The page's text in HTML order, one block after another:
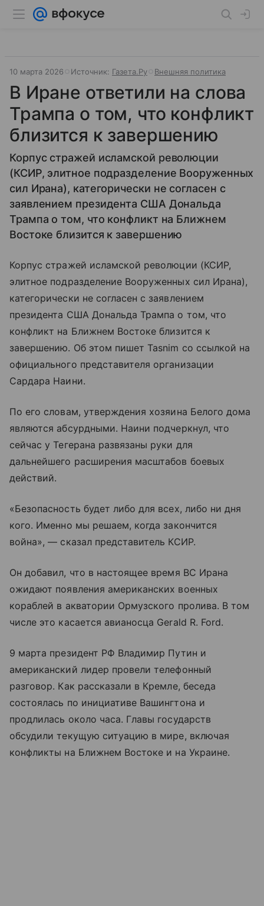
10 марта 2026 Источник: Газета.Ру Внешняя политика
В Иране ответили на слова
Трампа о том, что конфликт
близится к завершению
Корпус стражей исламской революции
(КСИР, элитное подразделение Вооруженных
сил Ирана), категорически не согласен с
заявлением президента США Дональда
Трампа о том, что конфликт на Ближнем
Востоке близится к завершению
Корпус стражей исламской революции (КСИР,
элитное подразделение Вооруженных сил Ирана),
категорически не согласен с заявлением
президента США Дональда Трампа о том, что
конфликт на Ближнем Востоке близится к
завершению. Об этом пишет Tasnim со ссылкой на
официального представителя организации
Сардара Наини.
По его словам, утверждения хозяина Белого дома
являются абсурдными. Наини подчеркнул, что
сейчас у Тегерана развязаны руки для
дальнейшего расширения масштабов боевых
действий.
«Безопасность будет либо для всех, либо ни дня
кого. Именно мы решаем, когда закончится
война», — сказал представитель КСИР.
Он добавил, что в настоящее время ВС Ирана
ожидают появления американских военных
кораблей в акватории Ормузского пролива. В том
числе это касается авианосца Gerald R. Ford.
9 марта президент РФ Владимир Путин и
американский лидер провели телефонный
разговор. Как рассказали в Кремле, беседа
состоялась по инициативе Вашингтона и
продлилась около часа. Главы государств
обсудили текущую ситуацию в мире, включая
конфликты на Ближнем Востоке и на Украине.